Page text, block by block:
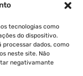
tecnologias como
do dispositivo.
processar dados, como
neste site. Não
negativamante
1250 Leads e
gerou 1250
com o
de sucesso